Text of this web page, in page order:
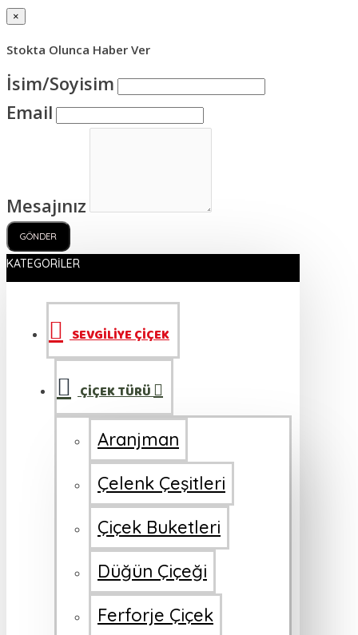
×
Stokta Olunca Haber Ver
İsim/Soyisim
Email
Mesajınız
GÖNDER
KATEGORILER
SEVGİLİYE ÇİÇEK
ÇİÇEK TÜRÜ
Aranjman
Çelenk Çeşitleri
Çiçek Buketleri
Düğün Çiçeği
Ferforje Çiçek